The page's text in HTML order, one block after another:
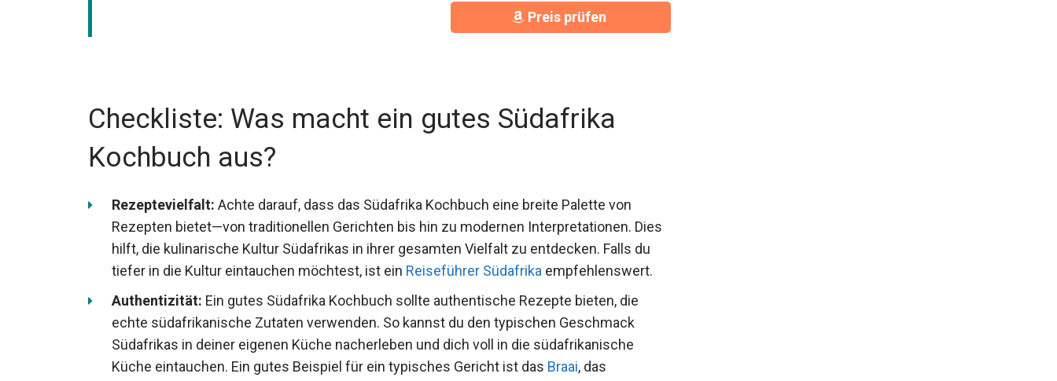
Preis prüfen
Checkliste: Was macht ein gutes Südafrika
Kochbuch aus?
Rezeptevielfalt: Achte darauf, dass das Südafrika Kochbuch eine breite Palette von
Rezepten bietet—von traditionellen Gerichten bis hin zu modernen Interpretationen. Dies
hilft, die kulinarische Kultur Südafrikas in ihrer gesamten Vielfalt zu entdecken. Falls du
tiefer in die Kultur eintauchen möchtest, ist ein Reiseführer Südafrika empfehlenswert.
Authentizität: Ein gutes Südafrika Kochbuch sollte authentische Rezepte bieten, die
echte südafrikanische Zutaten verwenden. So kannst du den typischen Geschmack
Südafrikas in deiner eigenen Küche nacherleben und dich voll in die südafrikanische
Küche eintauchen. Ein gutes Beispiel für ein typisches Gericht ist das Braai, das